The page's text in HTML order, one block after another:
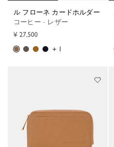
ル フローネ カードホルダー
コーヒー - レザー
¥ 27,500
+ 1